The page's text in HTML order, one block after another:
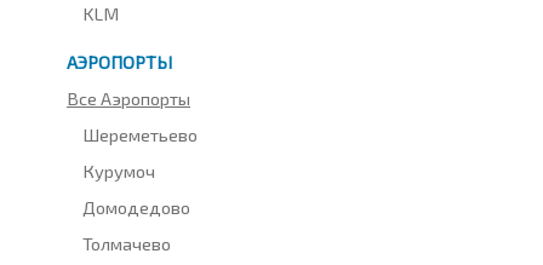
KLM
АЭРОПОРТЫ
Все Аэропорты
Шереметьево
Курумоч
Домодедово
Толмачево